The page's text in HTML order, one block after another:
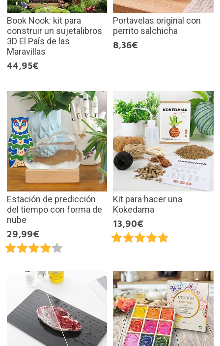
Book Nook: kit para
construir un sujetalibros
3D El País de las
Maravillas
44,95€
Portavelas original con
perrito salchicha
8,36€
Estación de predicción
del tiempo con forma de
nube
29,99€
Kit para hacer una
Kokedama
13,90€